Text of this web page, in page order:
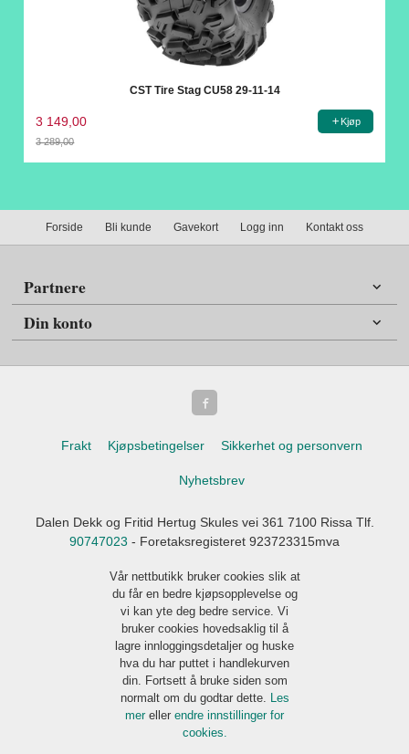
CST Tire Stag CU58 29-11-14
3 149,00
3 289,00
Kjøp
Forside Bli kunde Gavekort Logg inn Kontakt oss
Partnere
Din konto
Frakt Kjøpsbetingelser Sikkerhet og personvern
Nyhetsbrev
Dalen Dekk og Fritid Hertug Skules vei 361 7100 Rissa Tlf.
90747023 - Foretaksregisteret 923723315mva
Vår nettbutikk bruker cookies slik at
du får en bedre kjøpsopplevelse og
vi kan yte deg bedre service. Vi
bruker cookies hovedsaklig til å
lagre innloggingsdetaljer og huske
hva du har puttet i handlekurven
din. Fortsett å bruke siden som
normalt om du godtar dette.
Les
mer eller endre innstillinger for
cookies.